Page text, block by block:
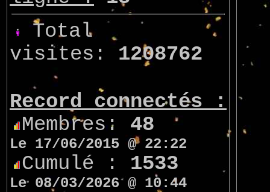
Total
visites:
1208762
Record connectés :
Membres: 48
Le 17/06/2015 @ 22:22
Cumulé : 1533
Le 08/03/2026 @ 10:44